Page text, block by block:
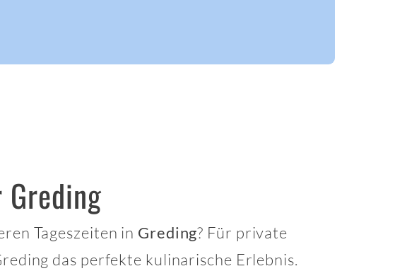
Tageszeiten in Greding? Für private
das perfekte kulinarische Erlebnis.